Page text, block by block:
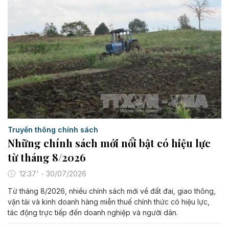
Truyền thông chính sách
Những chính sách mới nổi bật có hiệu lực
từ tháng 8/2026
12:37' - 30/07/2026
Từ tháng 8/2026, nhiều chính sách mới về đất đai, giao thông,
vận tải và kinh doanh hàng miễn thuế chính thức có hiệu lực,
tác động trực tiếp đến doanh nghiệp và người dân.